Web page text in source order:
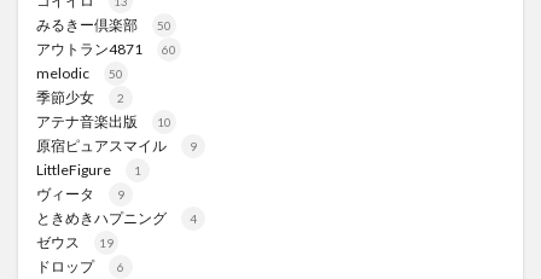
みるきー倶楽部 50
アウトラン4871 60
melodic 50
季節少女 2
アテナ音楽出版 10
原宿ピュアスマイル 9
LittleFigure 1
ヴィータ 9
ときめきハプニング 4
ゼウス 19
ドロップ 6